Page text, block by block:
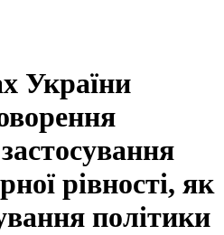
України
рівності, як
політики